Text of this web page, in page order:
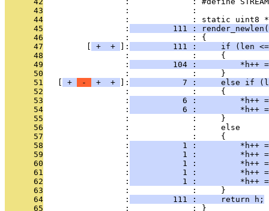
      43
                 :             :
      44
                 :             : static uint8 *
      45
                 :
111 :
      46
                 :             : {
      47
+ + ]:
111 :     if (len
      48
                 :             :     {
      49
                 :
104 :         *h++
      50
                 :             :     }
      51
+ - + + ]:
7 :     else if
      52
                 :             :     {
      53
                 :
6 :         *h++
      54
                 :
6 :         *h++
      55
                 :             :     }
      56
                 :             :     else
      57
                 :             :     {
      58
                 :
1 :         *h++
      59
                 :
1 :         *h++
      60
                 :
1 :         *h++
      61
                 :
1 :         *h++
      62
                 :
1 :         *h++
      63
                 :             :     }
      64
                 :
         111 :     return h;
      65
                 :             : }